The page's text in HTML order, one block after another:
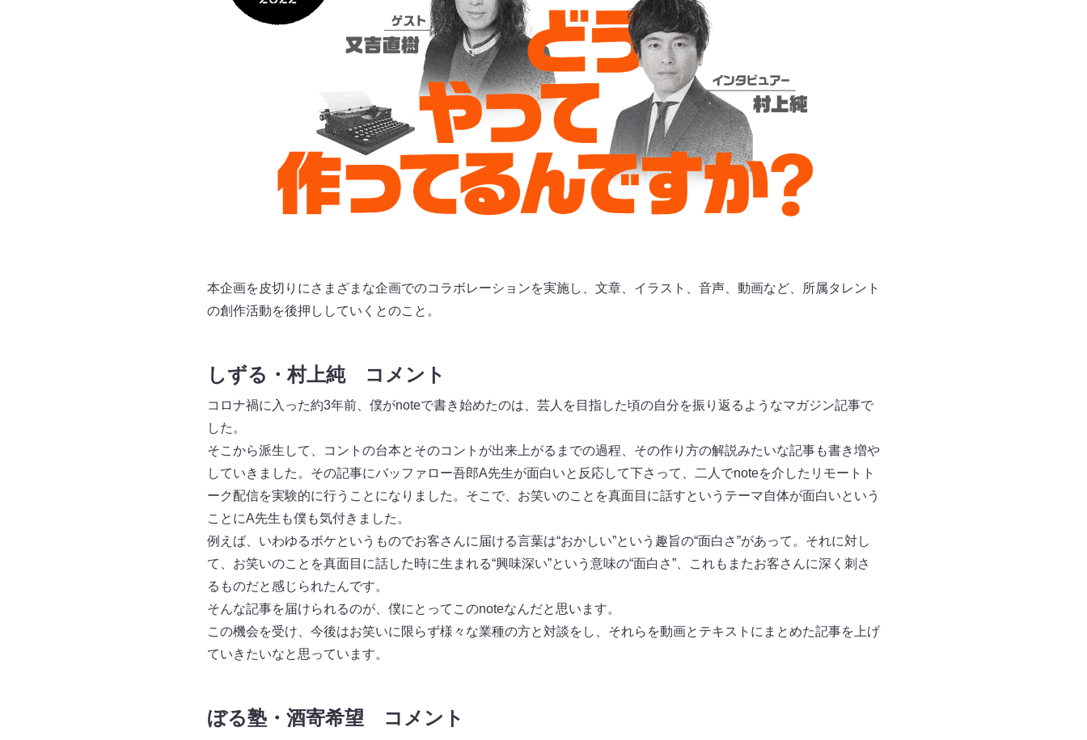
本企画を皮切りにさまざまな企画でのコラボレーションを実施し、文章、イラスト、音声、動画など、所属タレント
の創作活動を後押ししていくとのこと。
しずる・村上純 コメント
コロナ禍に入った約3年前、僕がnoteで書き始めたのは、芸人を目指した頃の自分を振り返るようなマガジン記事で
した。
そこから派生して、コントの台本とそのコントが出来上がるまでの過程、その作り方の解説みたいな記事も書き増や
していきました。その記事にバッファロー吾郎A先生が面白いと反応して下さって、二人でnoteを介したリモートト
ーク配信を実験的に行うことになりました。そこで、お笑いのことを真面目に話すというテーマ自体が面白いという
ことにA先生も僕も気付きました。
例えば、いわゆるボケというものでお客さんに届ける言葉は“おかしい”という趣旨の“面白さ”があって。それに対し
て、お笑いのことを真面目に話した時に生まれる“興味深い”という意味の“面白さ”、これもまたお客さんに深く刺さ
るものだと感じられたんです。
そんな記事を届けられるのが、僕にとってこのnoteなんだと思います。
この機会を受け、今後はお笑いに限らず様々な業種の方と対談をし、それらを動画とテキストにまとめた記事を上げ
ていきたいなと思っています。
ぼる塾・酒寄希望 コメント